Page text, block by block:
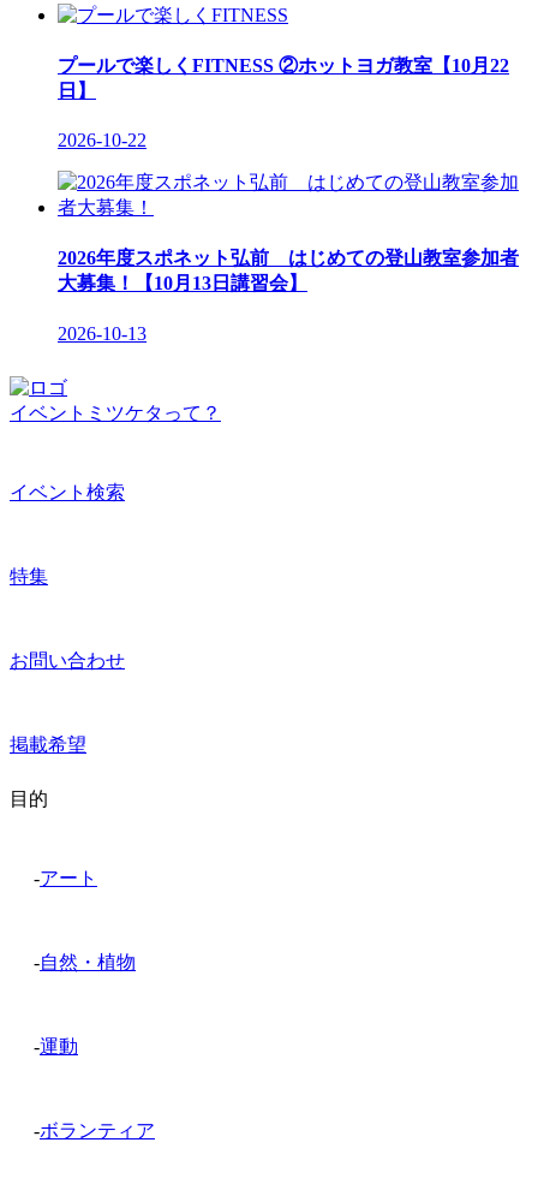
プールで楽しくFITNESS ②ホットヨガ教室【10月22
日】
2026-10-22
2026年度スポネット弘前 はじめての登山教室参加者
大募集！【10月13日講習会】
2026-10-13
イベントミツケタって？
イベント検索
特集
お問い合わせ
掲載希望
目的
-アート
-自然・植物
-運動
-ボランティア